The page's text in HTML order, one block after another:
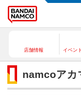
店舗情報 イベン
namcoアカ